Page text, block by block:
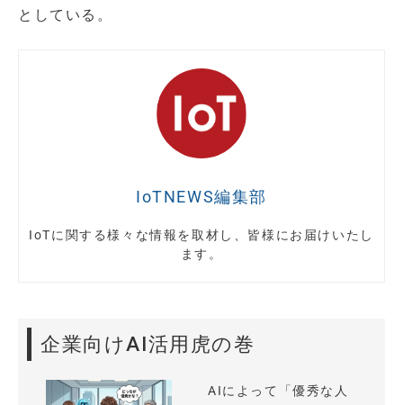
としている。
IoTNEWS編集部
IoTに関する様々な情報を取材し、皆様にお届けいたし
ます。
企業向けAI活用虎の巻
AIによって「優秀な人